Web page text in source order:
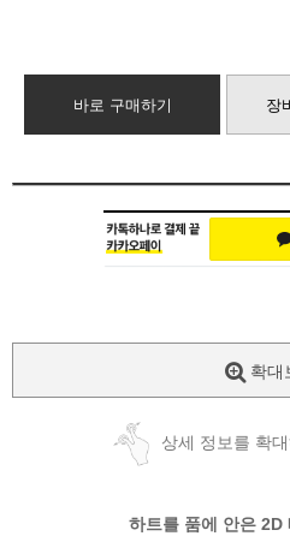
바로 구매하기 장
확대
상세 정보를 확
하트를 품에 안은 2D